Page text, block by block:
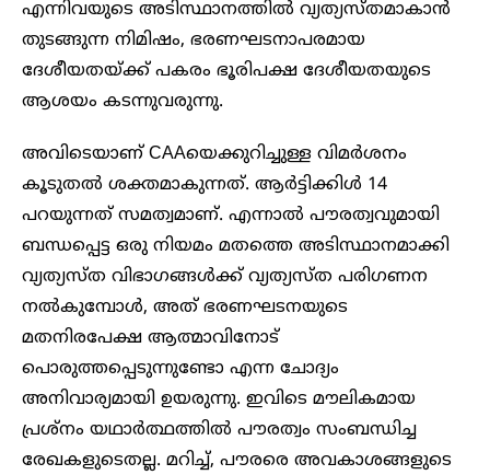
എന്നിവയുടെ അടിസ്ഥാനത്തിൽ വ്യത്യസ്തമാകാൻ
തുടങ്ങുന്ന നിമിഷം, ഭരണഘടനാപരമായ
ദേശീയതയ്ക്ക് പകരം ഭൂരിപക്ഷ ദേശീയതയുടെ
ആശയം കടന്നുവരുന്നു.
അവിടെയാണ് CAAയെക്കുറിച്ചുള്ള വിമർശനം
കൂടുതൽ ശക്തമാകുന്നത്. ആർട്ടിക്കിൾ 14
പറയുന്നത് സമത്വമാണ്. എന്നാൽ പൗരത്വവുമായി
ബന്ധപ്പെട്ട ഒരു നിയമം മതത്തെ അടിസ്ഥാനമാക്കി
വ്യത്യസ്ത വിഭാഗങ്ങൾക്ക് വ്യത്യസ്ത പരിഗണന
നൽകുമ്പോൾ, അത് ഭരണഘടനയുടെ
മതനിരപേക്ഷ ആത്മാവിനോട്
പൊരുത്തപ്പെടുന്നുണ്ടോ എന്ന ചോദ്യം
അനിവാര്യമായി ഉയരുന്നു. ഇവിടെ മൗലികമായ
പ്രശ്നം യഥാർത്ഥത്തിൽ പൗരത്വം സംബന്ധിച്ച
രേഖകളുടെതല്ല. മറിച്ച്, പൗരരെ അവകാശങ്ങളുടെ